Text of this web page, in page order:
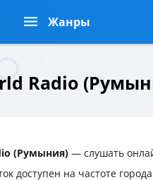
Жанры
Radio
(Румыния) — слушать
доступен на частоте города